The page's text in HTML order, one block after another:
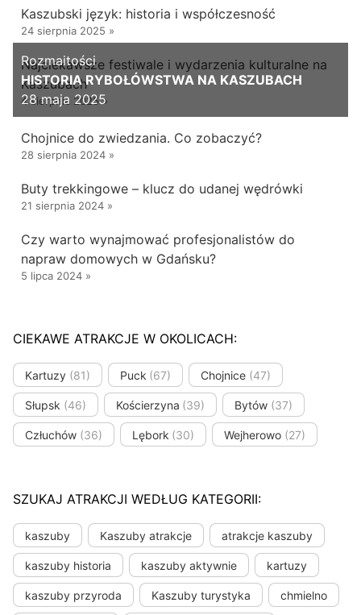
Kaszubski język: historia i współczesność
24 sierpnia 2025 »
Najciekawsze festiwale i wydarzenia kulturalne na
Kaszubach
4 sierpnia 2025 »
Rozmaitości
HISTORIA RYBOŁÓWSTWA NA KASZUBACH
28 maja 2025
Chojnice do zwiedzania. Co zobaczyć?
28 sierpnia 2024 »
Buty trekkingowe – klucz do udanej wędrówki
21 sierpnia 2024 »
Czy warto wynajmować profesjonalistów do
napraw domowych w Gdańsku?
5 lipca 2024 »
CIEKAWE ATRAKCJE W OKOLICACH:
Kartuzy (81) Puck (67) Chojnice (47)
Słupsk (46) Kościerzyna (39) Bytów (37)
Człuchów (36) Lębork (30) Wejherowo (27)
SZUKAJ ATRAKCJI WEDŁUG KATEGORII:
kaszuby Kaszuby atrakcje atrakcje kaszuby
kaszuby historia kaszuby aktywnie kartuzy
kaszuby przyroda Kaszuby turystyka chmielno